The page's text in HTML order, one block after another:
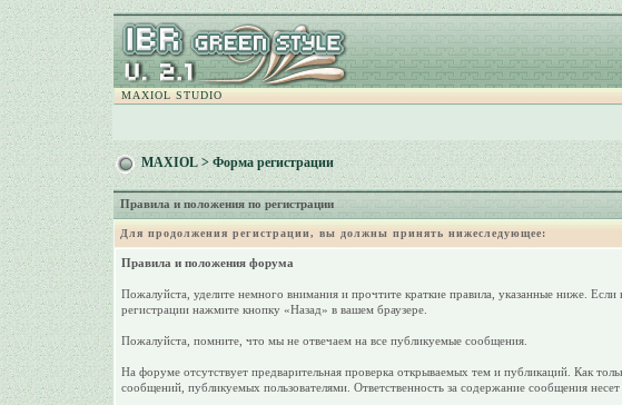
MAXIOL STUDIO
MAXIOL> Форма регистрации
Правила и положения по регистрации
Для продолжения регистрации, вы должны принять нижеследующее:
Правила и положения форума
Пожалуйста, уделите немного внимания и прочтите краткие правила, указанные ниже.
регистрации нажмите кнопку «Назад» в вашем браузере.
Пожалуйста, помните, что мы не отвечаем на все публикуемые сообщения.
На форуме отсутствует предварительная проверка открываемых тем и публикаций. Как
сообщений, публикуемых пользователями. Ответственность за содержание сообщения несет